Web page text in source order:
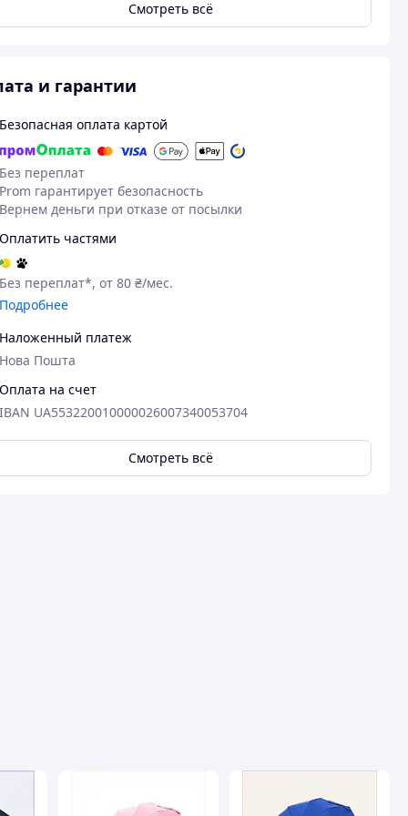
Смотреть всё
и гарантии
Безопасная оплата картой
Без переплат
Prom гарантирует безопасность
Вернем деньги при отказе от посылки
Оплатить частями
Без переплат*, от 80 ₴/мес.
Подробнее
Наложенный платеж
Нова Пошта
Оплата на счет
IBAN UA553220010000026007340053704
Смотреть всё
Андрей М.
Прекрасный зонт, рекомендасьон.
Немного тяжелее обычного, мощная
см. Отличная цена.